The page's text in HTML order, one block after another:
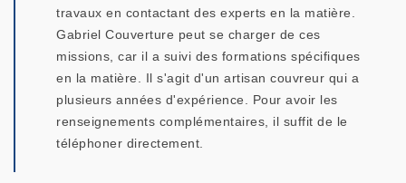
travaux en contactant des experts en la matière.
Gabriel Couverture peut se charger de ces
missions, car il a suivi des formations spécifiques
en la matière. Il s'agit d'un artisan couvreur qui a
plusieurs années d'expérience. Pour avoir les
renseignements complémentaires, il suffit de le
téléphoner directement.